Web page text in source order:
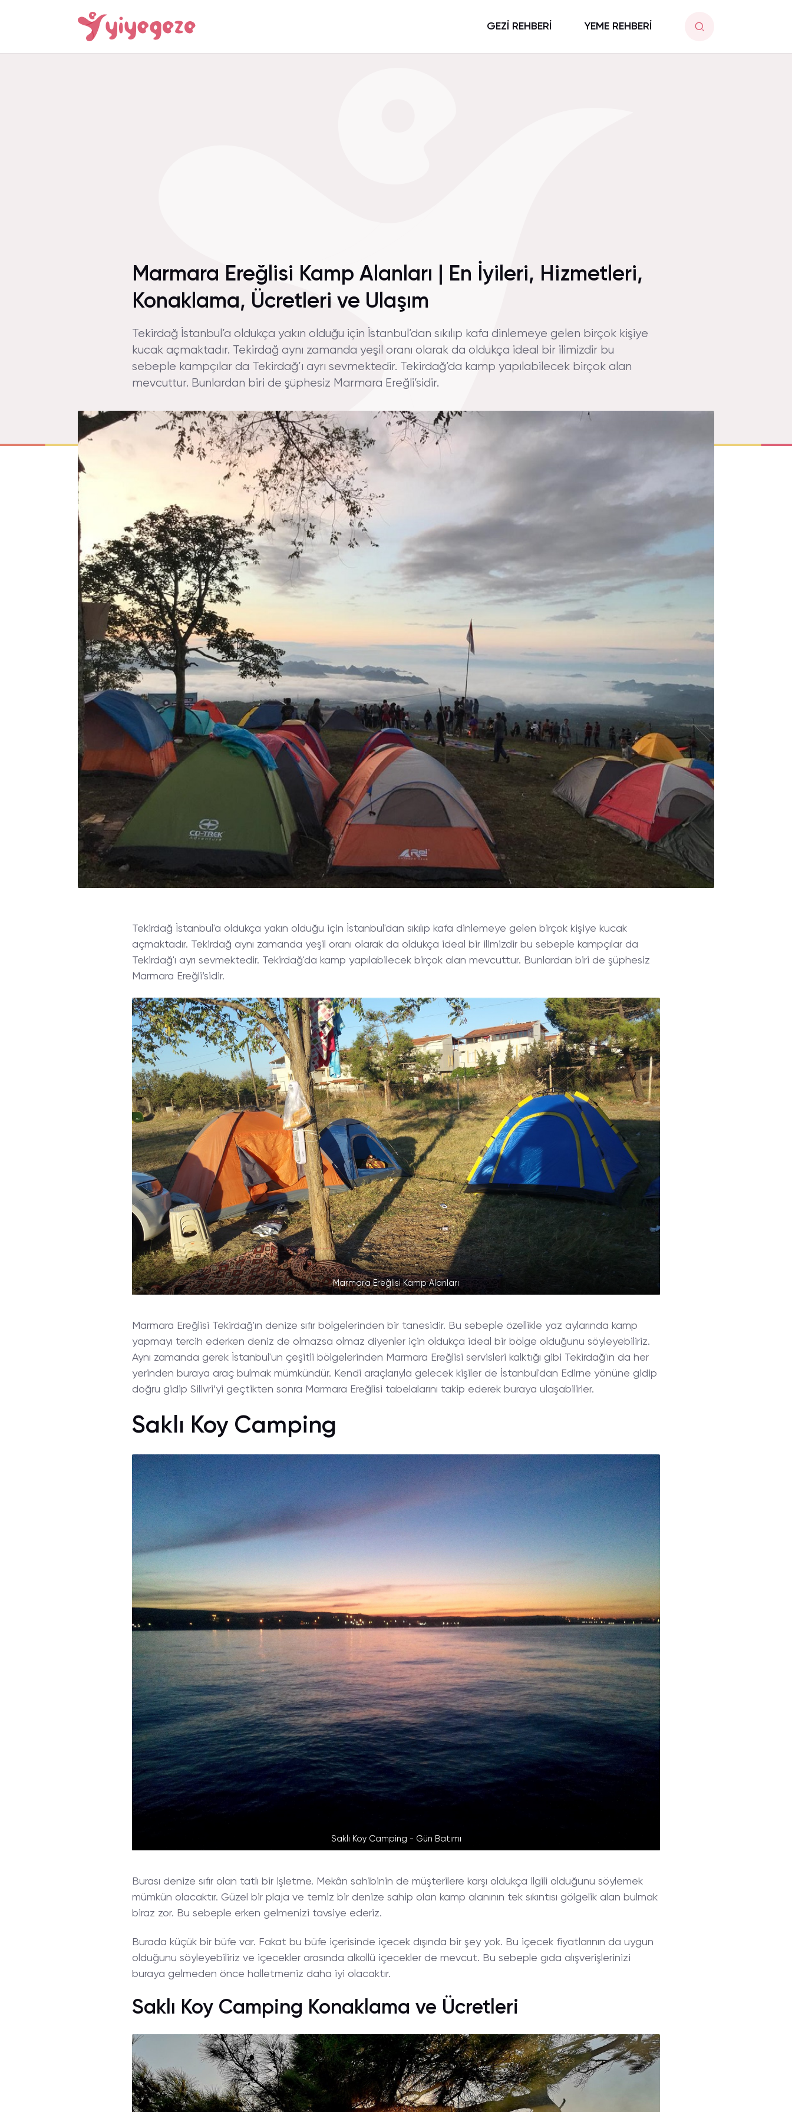
GEZİ REHBERİ YEME REHBERİ
Marmara Ereğlisi Kamp Alanları | En İyileri, Hizmetleri,
Konaklama, Ücretleri ve Ulaşım
Tekirdağ İstanbul’a oldukça yakın olduğu için İstanbul’dan sıkılıp kafa dinlemeye gelen birçok kişiye
kucak açmaktadır. Tekirdağ aynı zamanda yeşil oranı olarak da oldukça ideal bir ilimizdir bu
sebeple kampçılar da Tekirdağ’ı ayrı sevmektedir. Tekirdağ’da kamp yapılabilecek birçok alan
mevcuttur. Bunlardan biri de şüphesiz Marmara Ereğli’sidir.
Tekirdağ İstanbul'a oldukça yakın olduğu için İstanbul'dan sıkılıp kafa dinlemeye gelen birçok kişiye kucak
açmaktadır. Tekirdağ aynı zamanda yeşil oranı olarak da oldukça ideal bir ilimizdir bu sebeple kampçılar da
Tekirdağ'ı ayrı sevmektedir. Tekirdağ'da kamp yapılabilecek birçok alan mevcuttur. Bunlardan biri de şüphesiz
Marmara Ereğli’sidir.
Marmara Ereğlisi Kamp Alanları
Marmara Ereğlisi Tekirdağ'ın denize sıfır bölgelerinden bir tanesidir. Bu sebeple özellikle yaz aylarında kamp
yapmayı tercih ederken deniz de olmazsa olmaz diyenler için oldukça ideal bir bölge olduğunu söyleyebiliriz.
Aynı zamanda gerek İstanbul'un çeşitli bölgelerinden Marmara Ereğlisi servisleri kalktığı gibi Tekirdağ'ın da her
yerinden buraya araç bulmak mümkündür. Kendi araçlarıyla gelecek kişiler de İstanbul'dan Edirne yönüne gidip
doğru gidip Silivri’yi geçtikten sonra Marmara Ereğlisi tabelalarını takip ederek buraya ulaşabilirler.
Saklı Koy Camping
Saklı Koy Camping - Gün Batımı
Burası denize sıfır olan tatlı bir işletme. Mekân sahibinin de müşterilere karşı oldukça ilgili olduğunu söylemek
mümkün olacaktır. Güzel bir plaja ve temiz bir denize sahip olan kamp alanının tek sıkıntısı gölgelik alan bulmak
biraz zor. Bu sebeple erken gelmenizi tavsiye ederiz.
Burada küçük bir büfe var. Fakat bu büfe içerisinde içecek dışında bir şey yok. Bu içecek fiyatlarının da uygun
olduğunu söyleyebiliriz ve içecekler arasında alkollü içecekler de mevcut. Bu sebeple gıda alışverişlerinizi
buraya gelmeden önce halletmeniz daha iyi olacaktır.
Saklı Koy Camping Konaklama ve Ücretleri